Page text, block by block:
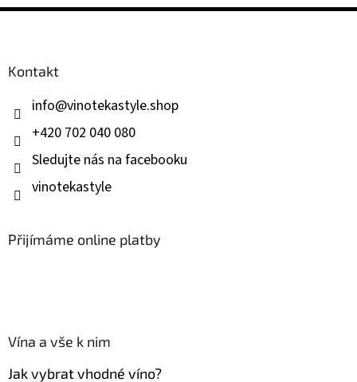
Z
Kontakt
info@vinotekastyle.shop
+420 702 040 080
Sledujte nás na facebooku
vinotekastyle
Přijímáme online platby
Vína a vše k nim
Jak vybrat vhodné víno?